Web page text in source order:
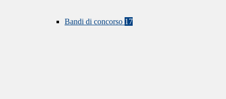
Bandi di concorso 17